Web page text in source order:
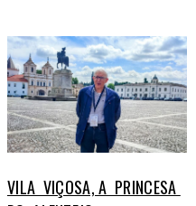
VILA VIÇOSA, A PRINCESA